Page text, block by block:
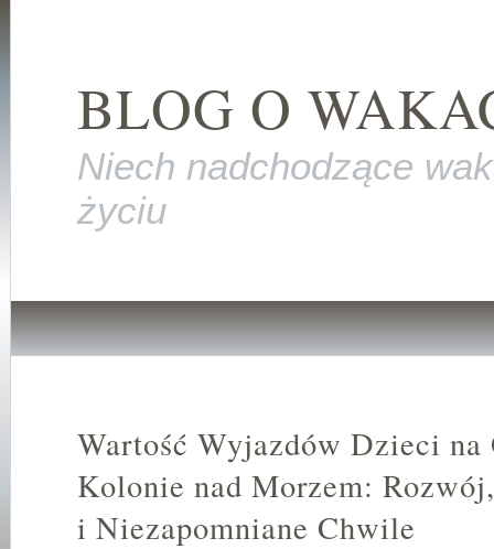
BLOG O
Niech nadchodzące
życiu
Wartość Wyjazdów Dzieci na
Kolonie nad Morzem:
i Niezapomniane Chwile